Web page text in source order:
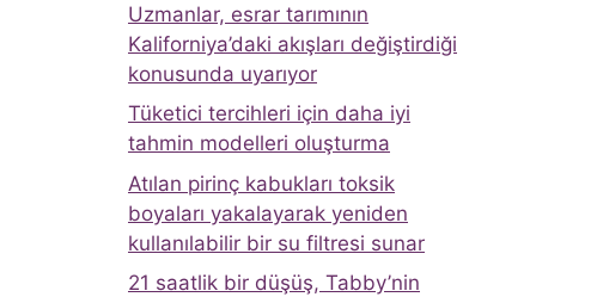
Uzmanlar, esrar tarımının
Kaliforniya’daki akışları değiştirdiği
konusunda uyarıyor
Tüketici tercihleri ​​için daha iyi
tahmin modelleri oluşturma
Atılan pirinç kabukları toksik
boyaları yakalayarak yeniden
kullanılabilir bir su filtresi sunar
21 saatlik bir düşüş, Tabby’nin